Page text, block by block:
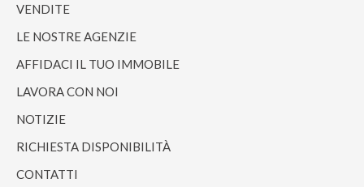
VENDITE
LE NOSTRE AGENZIE
AFFIDACI IL TUO IMMOBILE
LAVORA CON NOI
NOTIZIE
RICHIESTA DISPONIBILITÀ
CONTATTI